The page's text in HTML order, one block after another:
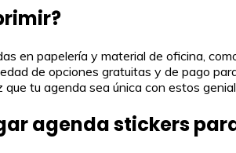
en papelería y material de oficina,
de opciones gratuitas y de pago
tu agenda sea única con estos
agenda stickers